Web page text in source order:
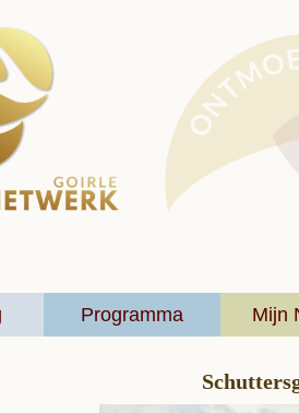
Programma Mijn